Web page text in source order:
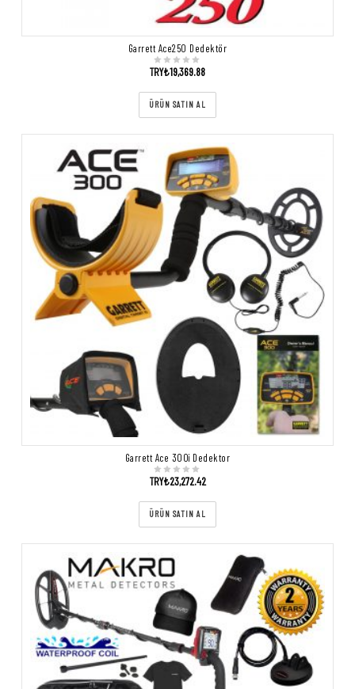
Garrett Ace250 Dedektör
TRY₺19,369.88
ÜRÜN SATIN AL
Garrett Ace 300i Dedektor
TRY₺23,272.42
ÜRÜN SATIN AL